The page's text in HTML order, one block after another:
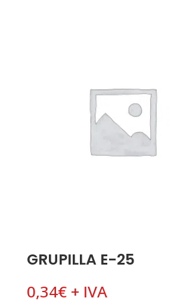
GRUPILLA E-25
0,34€ + IVA